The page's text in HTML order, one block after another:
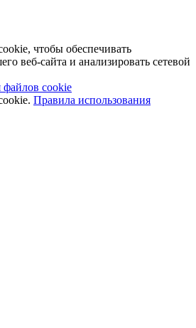
чтобы обеспечивать
веб-сайта и анализировать сетевой
файлов cookie
Правила использования